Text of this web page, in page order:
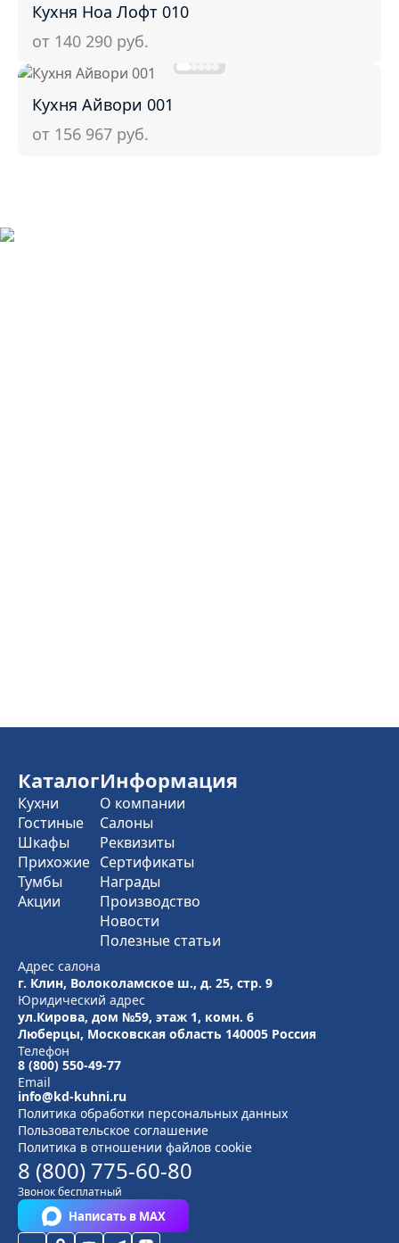
Кухня Ноа Лофт 010
от 140 290 руб.
Кухня Айвори 001
от 156 967 руб.
Каталог
Кухни
Гостиные
Шкафы
Прихожие
Тумбы
Акции
Информация
О компании
Салоны
Реквизиты
Сертификаты
Награды
Производство
Новости
Полезные статьи
Адрес салона
г. Клин, Волоколамское ш., д. 25, стр. 9
Юридический адрес
ул.Кирова, дом №59, этаж 1, комн. 6
Люберцы, Московская область 140005 Россия
Телефон
8 (800) 550-49-77
Email
info@kd-kuhni.ru
Политика обработки персональных данных
Пользовательское соглашение
Политика в отношении файлов cookie
8 (800) 775-60-80
Звонок бесплатный
Написать в MAX